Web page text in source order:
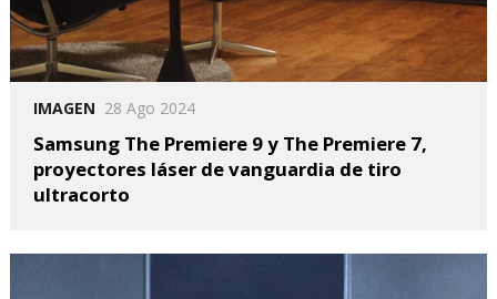
IMAGEN 28 Ago 2024
Samsung The Premiere 9 y The Premiere 7,
proyectores láser de vanguardia de tiro
ultracorto